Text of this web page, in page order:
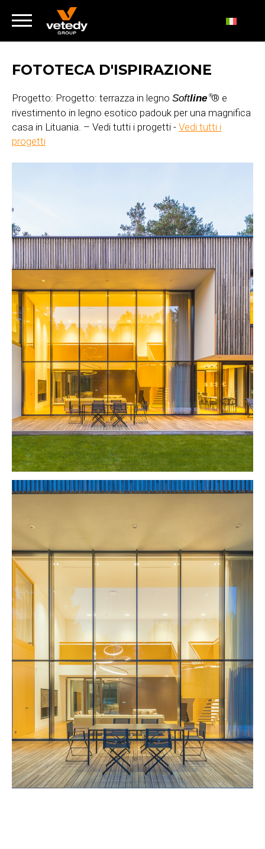
FOTOTECA D'ISPIRAZIONE
Progetto: Progetto: terrazza in legno Softline ®® e
rivestimento in legno esotico padouk per una magnifica
casa in Lituania. – Vedi tutti i progetti - Vedi tutti i
progetti